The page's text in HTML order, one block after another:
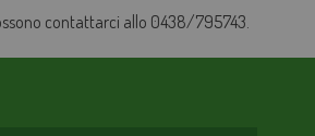
contattarci allo 0438/795743.